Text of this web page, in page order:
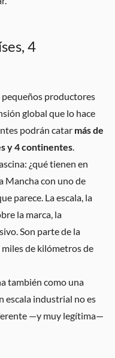
4
pequeños productores
global que lo hace
podrán catar más de
y 4 continentes.
¿qué tienen en
Mancha con uno de
parece. La escala, la
la marca, la
Son parte de la
miles de kilómetros de
también como una
escala industrial no es
—y muy legítima—